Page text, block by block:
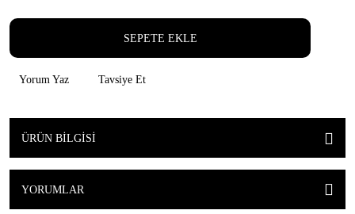
SEPETE EKLE
Yorum Yaz Tavsiye Et
ÜRÜN BILGISI
YORUMLAR